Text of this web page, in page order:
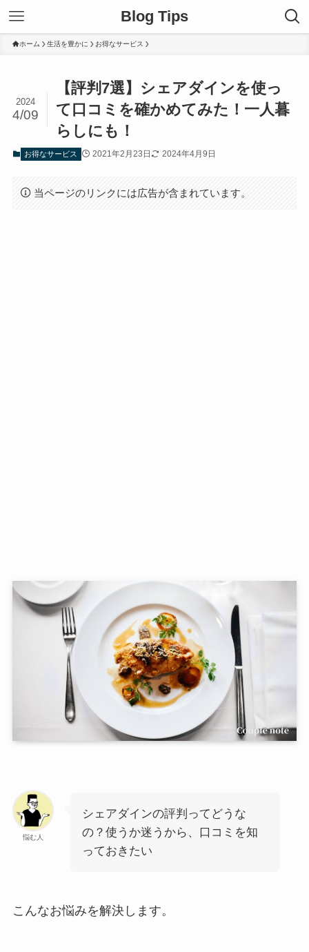
Blog Tips
ホーム 生活を豊かに お得なサービス
【評判7選】シェアダインを使っ
て口コミを確かめてみた！一人暮
らしにも！
2024
4/09
お得なサービス 2021年2月23日 2024年4月9日
当ページのリンクには広告が含まれています。
悩む人
シェアダインの評判ってどうな
の？使うか迷うから、口コミを知
っておきたい
こんなお悩みを解決します。